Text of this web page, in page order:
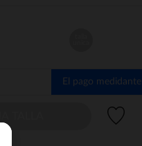
El pago medidante